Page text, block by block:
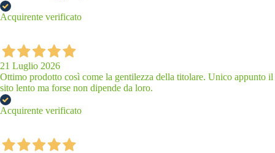
Acquirente verificato
21 Luglio 2026
Ottimo prodotto così come la gentilezza della titolare. Unico appunto il
sito lento ma forse non dipende da loro.
Acquirente verificato